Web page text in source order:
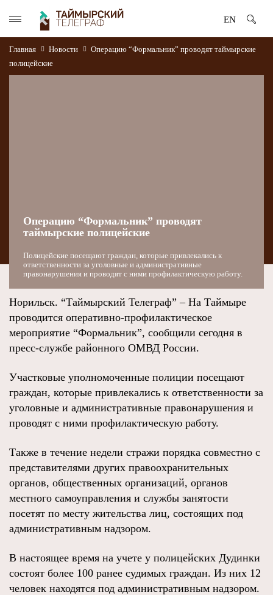
EN
Главная Новости
Операцию “Формальник” проводят таймырские
полицейские
Операцию “Формальник” проводят
таймырские полицейские
Полицейские посещают граждан, которые привлекались к
ответственности за уголовные и административные
правонарушения и проводят с ними профилактическую работу.
Норильск. “Таймырский Телеграф” – На Таймыре
проводится оперативно-профилактическое
мероприятие “Формальник”, сообщили сегодня в
пресс-службе районного ОМВД России.
Участковые уполномоченные полиции посещают
граждан, которые привлекались к ответственности за
уголовные и административные правонарушения и
проводят с ними профилактическую работу.
Также в течение недели стражи порядка совместно с
представителями других правоохранительных
органов, общественных организаций, органов
местного самоуправления и службы занятости
посетят по месту жительства лиц, состоящих под
административным надзором.
В настоящее время на учете у полицейских Дудинки
состоят более 100 ранее судимых граждан. Из них 12
человек находятся под административным надзором.